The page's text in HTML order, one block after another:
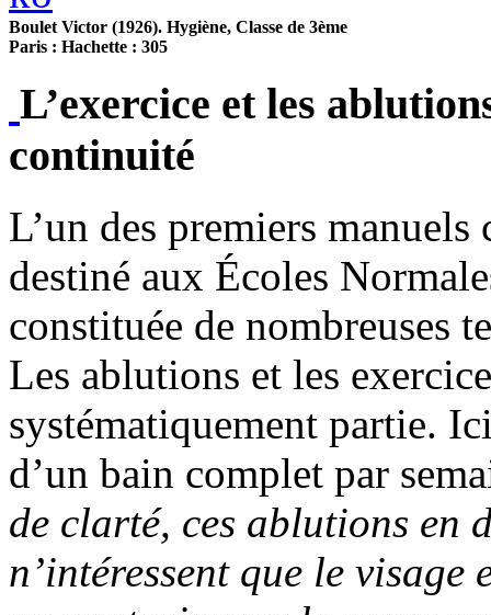
Boulet Victor (1926). Hygiène, Classe de 3ème
Paris : Hachette : 305
L’exercice et les
continuité
L’un des premiers manuels
destiné aux Écoles
constituée de nombreuses
Les ablutions et les
systématiquement partie.
d’un bain complet par
de clarté, ces ablutions en
n’intéressent que le visage